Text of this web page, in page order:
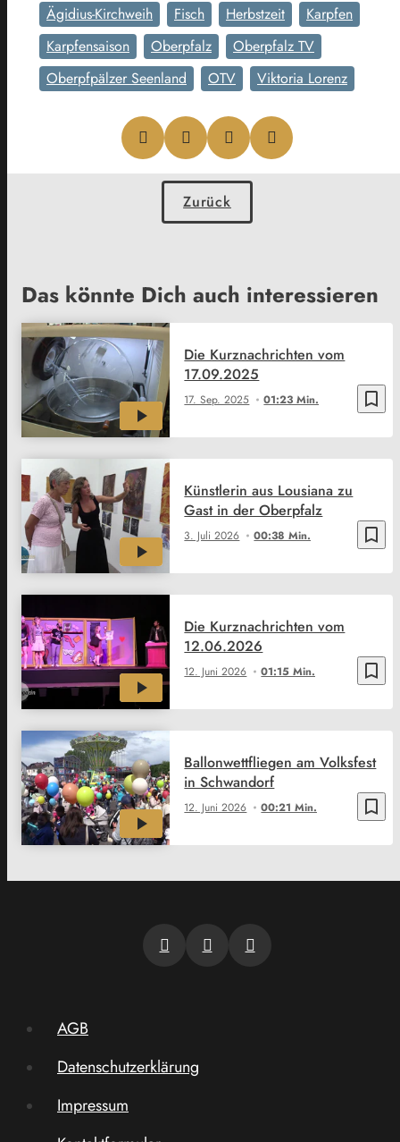
Ägidius-Kirchweih Fisch Herbstzeit
Karpfen
Karpfensaison
Oberpfalz
Oberpfalz TV
Oberpfpälzer Seenland
OTV Viktoria Lorenz
Zurück
Das könnte Dich auch interessieren
bookmark_border
17. Sep. 2025 01:23 Min.
Die Kurznachrichten vom
17.09.2025
bookmark_border
3. Juli 2026 00:38 Min.
Künstlerin aus Lousiana zu
Gast in der Oberpfalz
bookmark_border
12. Juni 2026 01:15 Min.
Die Kurznachrichten vom
12.06.2026
bookmark_border
12. Juni 2026 00:21 Min.
Ballonwettfliegen am Volksfest
in Schwandorf
AGB
Datenschutzerklärung
Impressum